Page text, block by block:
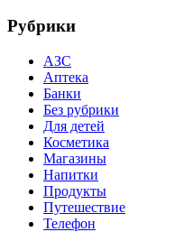
Рубрики
АЗС
Аптека
Банки
Без рубрики
Для детей
Косметика
Магазины
Напитки
Продукты
Путешествие
Телефон